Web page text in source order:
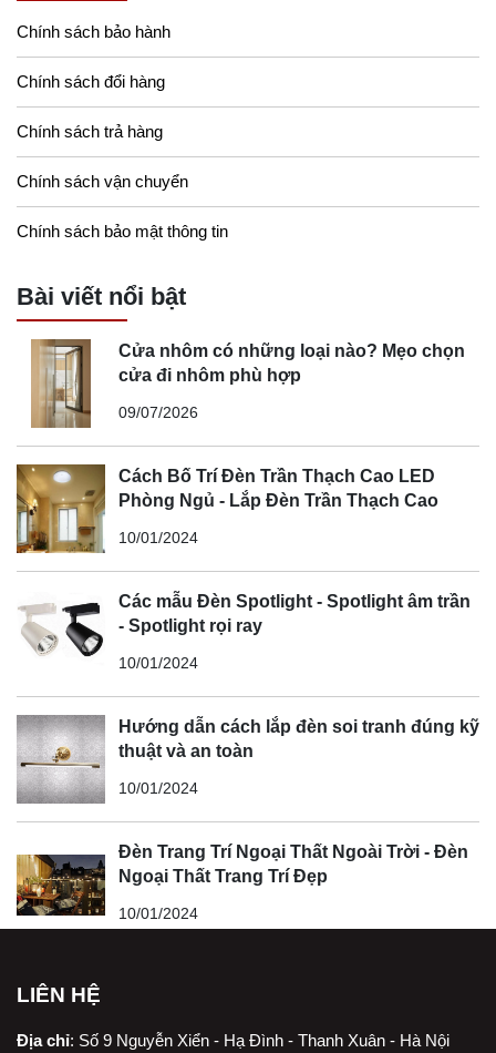
Chính sách bảo hành
Chính sách đổi hàng
Chính sách trả hàng
Chính sách vận chuyển
Chính sách bảo mật thông tin
Bài viết nổi bật
Cửa nhôm có những loại nào? Mẹo chọn
cửa đi nhôm phù hợp
09/07/2026
Cách Bố Trí Đèn Trần Thạch Cao LED
Phòng Ngủ - Lắp Đèn Trần Thạch Cao
10/01/2024
Các mẫu Đèn Spotlight - Spotlight âm trần
- Spotlight rọi ray
10/01/2024
Hướng dẫn cách lắp đèn soi tranh đúng kỹ
thuật và an toàn
10/01/2024
Đèn Trang Trí Ngoại Thất Ngoài Trời - Đèn
Ngoại Thất Trang Trí Đẹp
10/01/2024
LIÊN HỆ
Địa chỉ: Số 9 Nguyễn Xiển - Hạ Đình - Thanh Xuân - Hà Nội